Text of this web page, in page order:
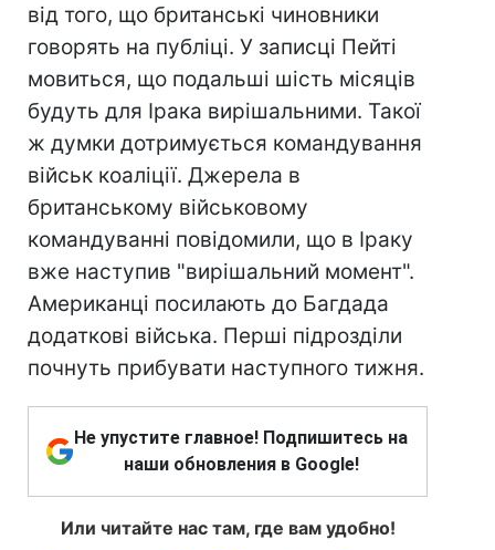
від того, що британські чиновники
говорять на публіці. У записці Пейті
мовиться, що подальші шість місяців
будуть для Ірака вирішальними. Такої
ж думки дотримується командування
військ коаліції. Джерела в
британському військовому
командуванні повідомили, що в Іраку
вже наступив "вирішальний момент".
Американці посилають до Багдада
додаткові війська. Перші підрозділи
почнуть прибувати наступного тижня.
Не упустите главное! Подпишитесь на
наши обновления в Google!
Или читайте нас там, где вам удобно!